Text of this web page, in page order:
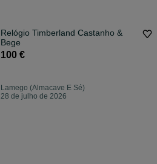
Relógio Timberland Castanho &
Bege
100 €
Lamego (Almacave E Sé)
28 de julho de 2026